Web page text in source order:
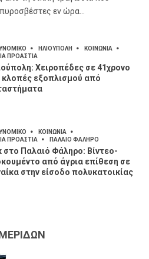
εν ώρα...
ΗΛΙΟΥΠΟΛΗ
ΚΟΙΝΩΝΙΑ
ΠΡΟΑΣΤΙΑ
Χειροπέδες σε 41χρονο
κλοπές εξοπλισμού από
ΚΟΙΝΩΝΙΑ
ΠΡΟΑΣΤΙΑ
ΠΑΛΑΙΟ ΦΑΛΗΡΟ
στο Παλαιό Φάληρο: Βίντεο-
από άγρια επίθεση σε
στην είσοδο πολυκατοικίας